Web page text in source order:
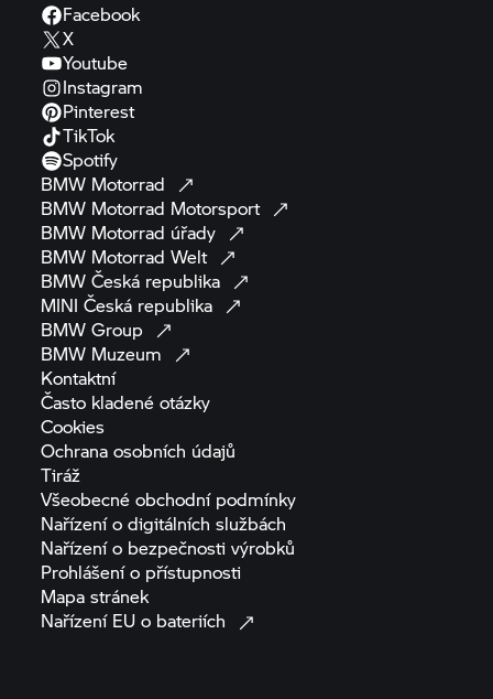
Facebook
X
Youtube
Instagram
Pinterest
TikTok
Spotify
BMW Motorrad
BMW Motorrad Motorsport
BMW Motorrad úřady
BMW Motorrad Welt
BMW Česká republika
MINI Česká republika
BMWGroup
BMW Muzeum
Kontaktní
Často kladenéotázky
Cookies
Ochrana osobních údajů
Tiráž
Všeobecné obchodní podmínky
Nařízení o digitálníchslužbách
Nařízení o bezpečnostivýrobků
Prohlášení o přístupnosti
Mapastránek
Nařízení EU o bateriích